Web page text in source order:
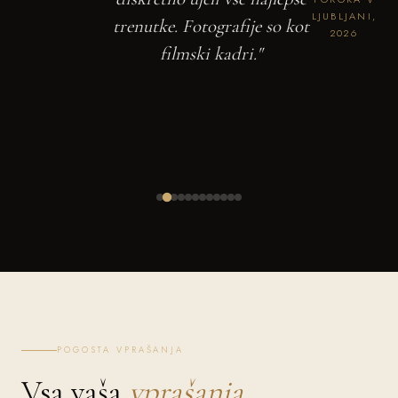
trenutke. Fotografije so kot
filmski kadri."
LJUBLJANI,
2026
POGOSTA VPRAŠANJA